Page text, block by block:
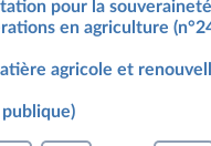
pour la
en agriculture
agricole et